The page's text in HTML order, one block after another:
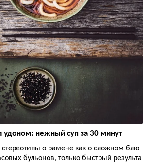
удоном: нежный суп за 30 минут
стереотипы о рамене как о сложном блю
бульонов, только быстрый результа